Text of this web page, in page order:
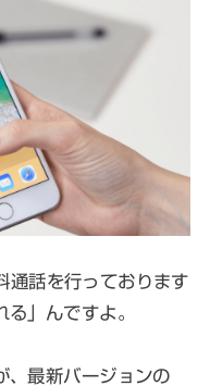
話を行っております
」んですよ。
、最新バージョンの